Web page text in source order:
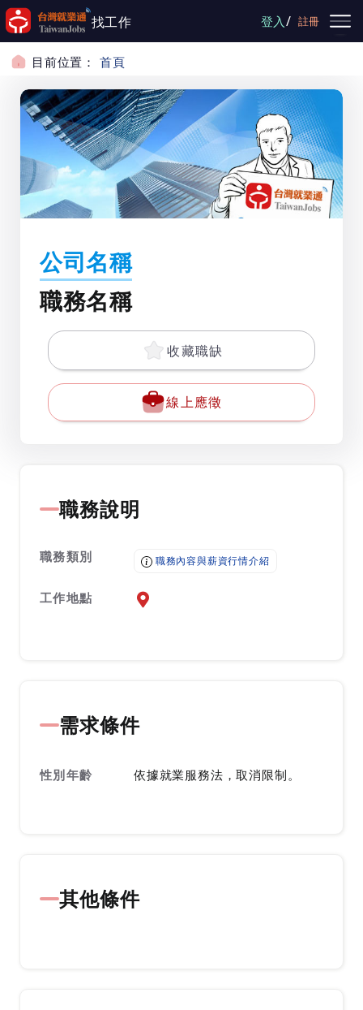
跳到主要內容
找工作 登入/ 註冊
目前位置： 首頁
公司名稱
職務名稱
收藏職缺
線上應徵
職務說明
職務類別 職務內容與薪資行情介紹
工作地點 前往查看地圖
需求條件
性別年齡 依據就業服務法，取消限制。
其他條件